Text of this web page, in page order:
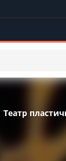
Театр